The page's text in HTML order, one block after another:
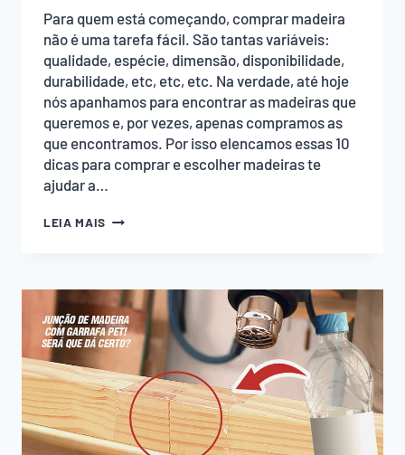
Para quem está começando, comprar madeira
não é uma tarefa fácil. São tantas variáveis:
qualidade, espécie, dimensão, disponibilidade,
durabilidade, etc, etc, etc. Na verdade, até hoje
nós apanhamos para encontrar as madeiras que
queremos e, por vezes, apenas compramos as
que encontramos. Por isso elencamos essas 10
dicas para comprar e escolher madeiras te
ajudar a…
LEIA MAIS 10
E
COMPRAR
MADEIRAS